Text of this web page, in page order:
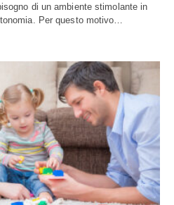
di un ambiente stimolante in
Per questo motivo…